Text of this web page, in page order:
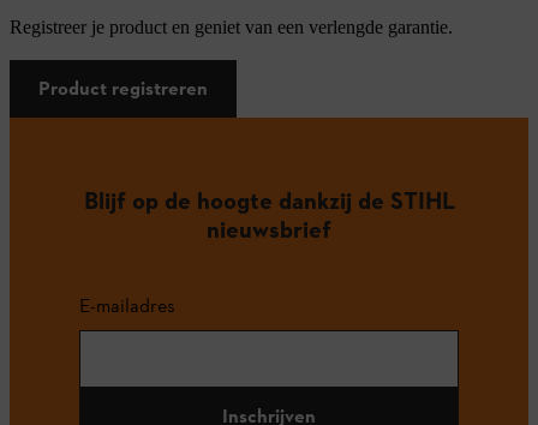
Registreer je product en geniet van een verlengde garantie.
Product registreren
Blijf op de hoogte dankzij de STIHL
nieuwsbrief
E-mailadres
Inschrijven